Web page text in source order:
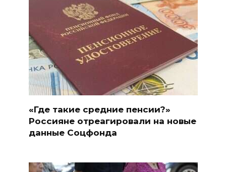
«Где такие средние пенсии?»
Россияне отреагировали на новые
данные Соцфонда